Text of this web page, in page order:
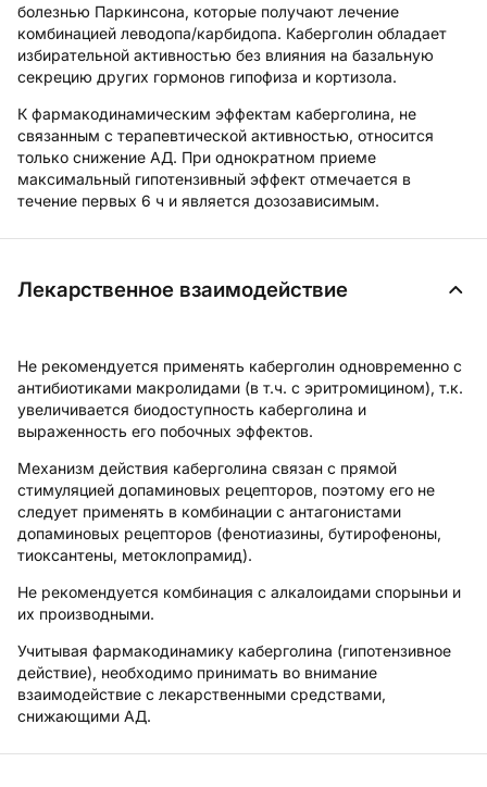
болезнью Паркинсона, которые получают лечение
комбинацией леводопа/карбидопа. Каберголин обладает
избирательной активностью без влияния на базальную
секрецию других гормонов гипофиза и кортизола.
К фармакодинамическим эффектам каберголина, не
связанным с терапевтической активностью, относится
только снижение АД. При однократном приеме
максимальный гипотензивный эффект отмечается в
течение первых 6 ч и является дозозависимым.
Лекарственное взаимодействие
Не рекомендуется применять каберголин одновременно с
антибиотиками макролидами (в т.ч. с эритромицином), т.к.
увеличивается биодоступность каберголина и
выраженность его побочных эффектов.
Механизм действия каберголина связан с прямой
стимуляцией допаминовых рецепторов, поэтому его не
следует применять в комбинации с антагонистами
допаминовых рецепторов (фенотиазины, бутирофеноны,
тиоксантены, метоклопрамид).
Не рекомендуется комбинация с алкалоидами спорыньи и
их производными.
Учитывая фармакодинамику каберголина (гипотензивное
действие), необходимо принимать во внимание
взаимодействие с лекарственными средствами,
снижающими АД.